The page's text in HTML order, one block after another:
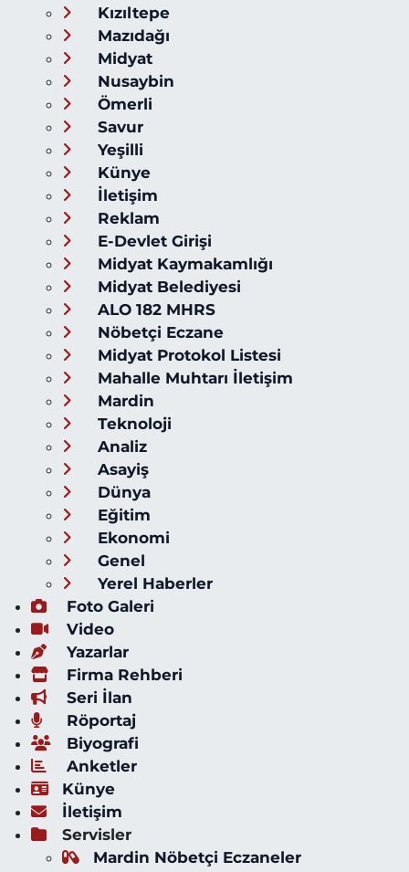
Kızıltepe
Mazıdağı
Midyat
Nusaybin
Ömerli
Savur
Yeşilli
Künye
İletişim
Reklam
E-Devlet Girişi
Midyat Kaymakamlığı
Midyat Belediyesi
ALO 182 MHRS
Nöbetçi Eczane
Midyat Protokol Listesi
Mahalle Muhtarı İletişim
Mardin
Teknoloji
Analiz
Asayiş
Dünya
Eğitim
Ekonomi
Genel
Yerel Haberler
Foto Galeri
Video
Yazarlar
Firma Rehberi
Seri İlan
Röportaj
Biyografi
Anketler
Künye
İletişim
Servisler
Mardin Nöbetçi Eczaneler